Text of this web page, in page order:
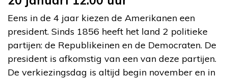
Eens in de 4 jaar kiezen de Amerikanen een
president. Sinds 1856 heeft het land 2 politieke
partijen: de Republikeinen en de Democraten. De
president is afkomstig van een van deze partijen.
De verkiezingsdag is altijd begin november en in